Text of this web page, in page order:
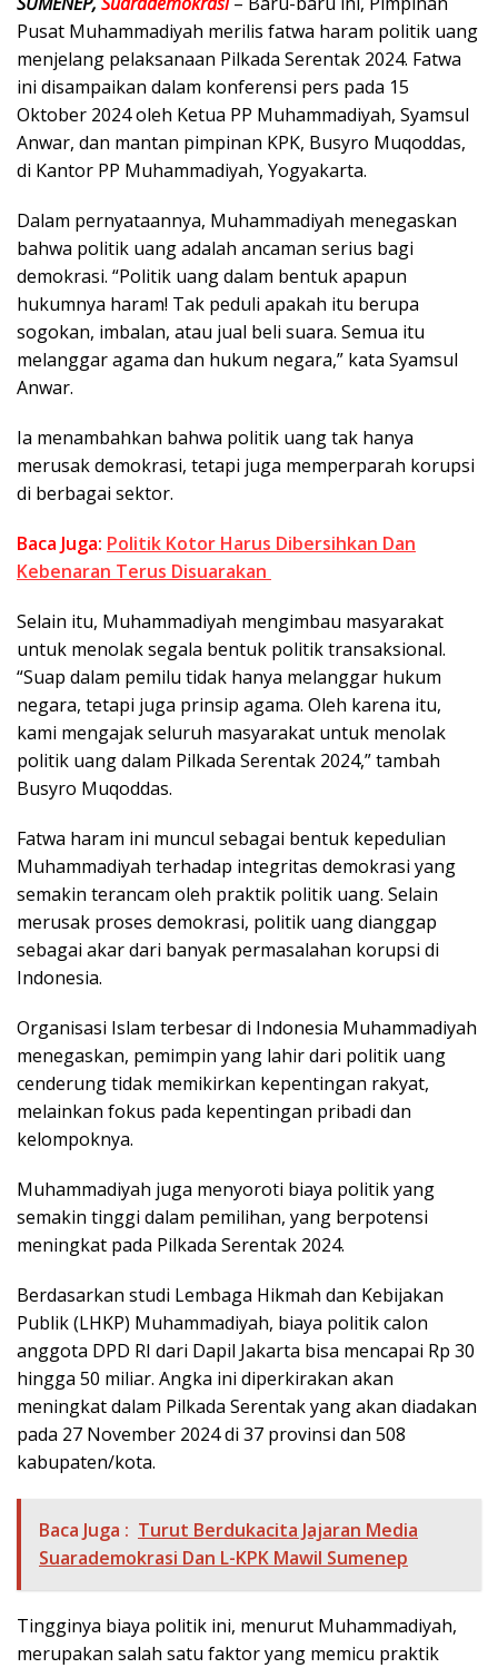
Pusat Muhammadiyah merilis fatwa haram politik uang
menjelang pelaksanaan Pilkada Serentak 2024. Fatwa
ini disampaikan dalam konferensi pers pada 15
Oktober 2024 oleh Ketua PP Muhammadiyah, Syamsul
Anwar, dan mantan pimpinan KPK, Busyro Muqoddas,
di Kantor PP Muhammadiyah, Yogyakarta.
Dalam pernyataannya, Muhammadiyah menegaskan
bahwa politik uang adalah ancaman serius bagi
demokrasi. “Politik uang dalam bentuk apapun
hukumnya haram! Tak peduli apakah itu berupa
sogokan, imbalan, atau jual beli suara. Semua itu
melanggar agama dan hukum negara,” kata Syamsul
Anwar.
Ia menambahkan bahwa politik uang tak hanya
merusak demokrasi, tetapi juga memperparah korupsi
di berbagai sektor.
Baca Juga: Politik Kotor Harus Dibersihkan Dan
Kebenaran Terus Disuarakan
Selain itu, Muhammadiyah mengimbau masyarakat
untuk menolak segala bentuk politik transaksional.
“Suap dalam pemilu tidak hanya melanggar hukum
negara, tetapi juga prinsip agama. Oleh karena itu,
kami mengajak seluruh masyarakat untuk menolak
politik uang dalam Pilkada Serentak 2024,” tambah
Busyro Muqoddas.
Fatwa haram ini muncul sebagai bentuk kepedulian
Muhammadiyah terhadap integritas demokrasi yang
semakin terancam oleh praktik politik uang. Selain
merusak proses demokrasi, politik uang dianggap
sebagai akar dari banyak permasalahan korupsi di
Indonesia.
Organisasi Islam terbesar di Indonesia Muhammadiyah
menegaskan, pemimpin yang lahir dari politik uang
cenderung tidak memikirkan kepentingan rakyat,
melainkan fokus pada kepentingan pribadi dan
kelompoknya.
Muhammadiyah juga menyoroti biaya politik yang
semakin tinggi dalam pemilihan, yang berpotensi
meningkat pada Pilkada Serentak 2024.
Berdasarkan studi Lembaga Hikmah dan Kebijakan
Publik (LHKP) Muhammadiyah, biaya politik calon
anggota DPD RI dari Dapil Jakarta bisa mencapai Rp 30
hingga 50 miliar. Angka ini diperkirakan akan
meningkat dalam Pilkada Serentak yang akan diadakan
pada 27 November 2024 di 37 provinsi dan 508
kabupaten/kota.
Baca Juga : Turut Berdukacita Jajaran Media
Suarademokrasi Dan L-KPK Mawil Sumenep
Tingginya biaya politik ini, menurut Muhammadiyah,
merupakan salah satu faktor yang memicu praktik